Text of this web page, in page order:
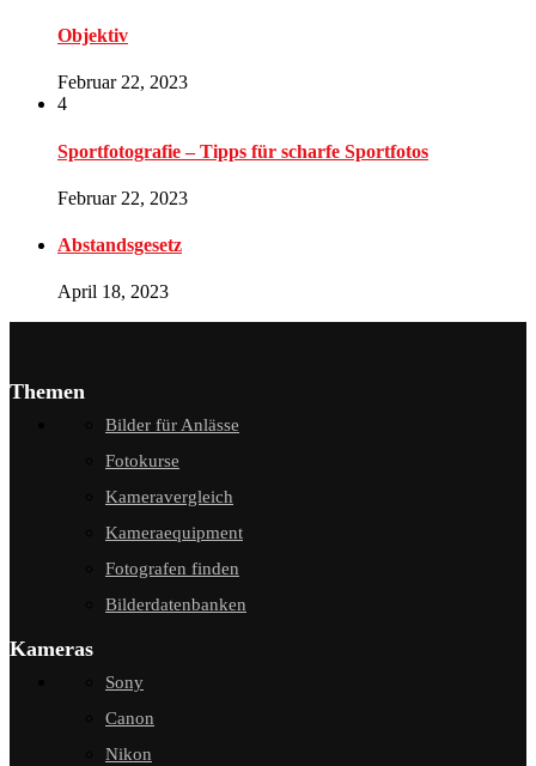
Objektiv
Februar 22, 2023
4
Sportfotografie – Tipps für scharfe Sportfotos
Februar 22, 2023
Abstandsgesetz
April 18, 2023
Themen
Bilder für Anlässe
Fotokurse
Kameravergleich
Kameraequipment
Fotografen finden
Bilderdatenbanken
Kameras
Sony
Canon
Nikon